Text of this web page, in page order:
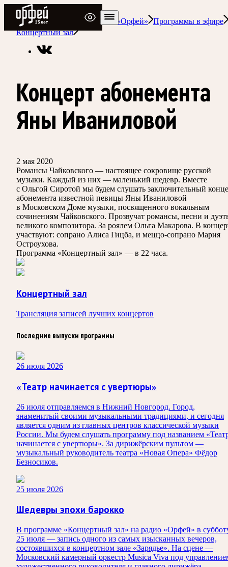
Радио Орфей
Радио классической музыки «Орфей»
Программы в эфире
Концертный зал
Концерт абонемента
Яны Иваниловой
2 мая 2020
Романсы Чайковского — настоящее сокровище русской
музыки. Каждый из них — маленький шедевр. Вместе
с Ольгой Сиротой мы будем слушать заключительный
абонемента известной певицы Яны Иваниловой
в Московском Доме музыки, посвященного вокальным
сочинениям Чайковского. Прозвучат романсы, песни и
великого композитора. За роялем Ольга Макарова. В
участвуют: сопрано Алиса Гицба, и меццо-сопрано Мария
Остроухова.
Программа «Концертный зал» — в 22 часа.
Концертный зал
Трансляция записей лучших концертов
Последние выпуски программы
26 июля 2026
«Театр начинается с увертюры»
26 июля отправляемся в Нижний Новгород. Город,
знаменитый своими музыкальными традициями, и сегодня
является одним из главных центров классической музыки
России. Мы будем слушать программу под названием
начинается с увертюры». За дирижёрским пультом —
музыкальный руководитель театра «Новая Опера» Фёдор
Безносиков.
25 июля 2026
Шедевры эпохи барокко
В программе «Концертный зал» на радио «Орфей» в
25 июля — запись одного из самых изысканных вечеров,
состоявшихся в концертном зале «Зарядье». На сцене —
Московский камерный оркестр Musica Viva под